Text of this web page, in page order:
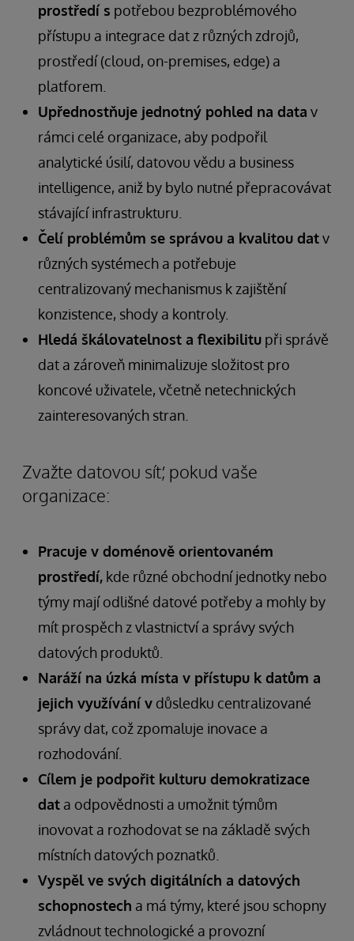
prostředí s potřebou bezproblémového
přístupu a integrace dat z různých zdrojů,
prostředí (cloud, on-premises, edge) a
platforem.
Upřednostňuje jednotný pohled na data v
rámci celé organizace, aby podpořil
analytické úsilí, datovou vědu a business
intelligence, aniž by bylo nutné přepracovávat
stávající infrastrukturu.
Čelí problémům se správou a kvalitou datv
různých systémech a potřebuje
centralizovaný mechanismus k zajištění
konzistence, shody a kontroly.
Hledá škálovatelnost a flexibilitu při správě
dat a zároveň minimalizuje složitost pro
koncové uživatele, včetně netechnických
zainteresovaných stran.
Zvažte datovou síť, pokud vaše
organizace:
Pracuje v doménově orientovaném
prostředí, kde různé obchodní jednotky nebo
týmy mají odlišné datové potřeby a mohly by
mít prospěch z vlastnictví a správy svých
datových produktů.
Naráží na úzká místa v přístupu k datům a
jejich využívání v důsledku centralizované
správy dat, což zpomaluje inovace a
rozhodování.
Cílem je podpořit kulturu demokratizace
dat a odpovědnosti a umožnit týmům
inovovat a rozhodovat se na základě svých
místních datových poznatků.
Vyspěl ve svých digitálních a datových
schopnostech a má týmy, které jsou schopny
zvládnout technologické a provozní